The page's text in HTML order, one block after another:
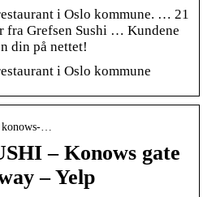
i Oslo kommune. … 21
fra Grefsen Sushi … Kundene
din på nettet!
i Oslo kommune
konows-…
– Konows gate
– Yelp